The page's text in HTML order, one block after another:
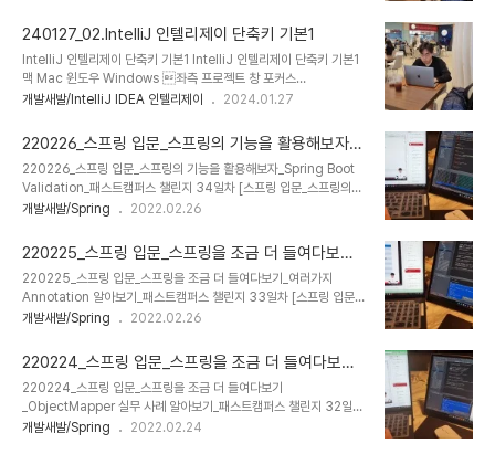
가능 퀵픽스(코드 에러 수정) Option + Enter Alt + Enter 코드 이
슈별 이동 F2(다음) Shift + F2(이전) F2(다음) Shift + F2(이전)
상단 Import 최적화(불필요 임포트 삭제) Ctrl + Option + O Ctrl
+ Alt + O 코드 생성 (getter/setter 등) Command + N Alt +
Insert 메서드 자동 완성 ㄴoverri..
240127_02.IntelliJ 인텔리제이 단축키 기본1
IntelliJ 인텔리제이 단축키 기본1 IntelliJ 인텔리제이 단축키 기본1
맥 Mac 윈도우 Windows 좌측 프로젝트 창 포커스
Command + 1 Alt + 1 ㄴ (프로젝트창 포커스 상태)에디터 복귀
Space 에디터 창 최대화복귀 Shift + Command + F12 Ctrl +
Shift + F12 에디터 탭(창) 이동 Ctrl(유지) + Tab Ctrl(유지) +
Tab 새파일 생성 ㄴ(에디터에서)새파일 생성 Ctrl + Option + N
Ctrl + Alt + Insert ㄴ(프로젝트 창에서)새파일 생성 Command
+ N Alt + Insert 커서 이동 ㄴ단어별 이동 Option + 좌/우 방향키
개발새발/IntelliJ IDEA 인텔리제이 2024.01.27
220226_스프링 입문_스프링의 기능을 활용해보자_
Spring Boot Validation_패스트캠퍼스 챌린지 34
일차
220226_스프링 입문_스프링의 기능을 활용해보자_Spring Boot
Validation_패스트캠퍼스 챌린지 34일차 [스프링 입문_스프링의
기능을 활용해보자_Spring Boot Validation] 1. Validation : 프
근할 때, null pointer exception이 발생하므로 , 이 부분에 대한 방
지를 위해, 미리 검증 하는 과정 ex) public void run(String
account, Spring pw, int age){ if(account == null || pw ==
null){ return; } if(age == 0){ return; } //정상 logic } (1) 검증
해야 할 값이 많은 경우..
개발새발/Spring 2022.02.26
220225_스프링 입문_스프링을 조금 더 들여다보기_
여러가지 Annotation 알아보기_패스트캠퍼스 챌린
지 33일차
220225_스프링 입문_스프링을 조금 더 들여다보기_여러가지
Annotation 알아보기_패스트캠퍼스 챌린지 33일차 [스프링 입문_
스프링을 조금 더 들여다보기_여러가지 Annotation 알아보기] 1.
@SpringBootApplication Spring boot application 으로 설
정 @Controller View를 제공하는 controller로 설정
@RestController REST API를 제공하는 controller로 설정
@RequestMapping URL 주소를 맵핑 @GetMapping Http
GetMethod URL 주소 맵핑 @PostMapping Http
개발새발/Spring 2022.02.26
220224_스프링 입문_스프링을 조금 더 들여다보기_
ObjectMapper 실무 사례 알아보기_패스트캠퍼스
챌린지 32일차
220224_스프링 입문_스프링을 조금 더 들여다보기
_ObjectMapper 실무 사례 알아보기_패스트캠퍼스 챌린지 32일차
[스프링 입문_스프링을 조금 더 들여다보기_ObjectMapper 실무
개발새발/Spring 2022.02.24